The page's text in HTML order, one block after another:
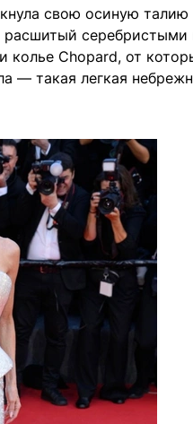
свою осиную талию
расшитый серебристыми
колье Chopard, от
— такая легкая